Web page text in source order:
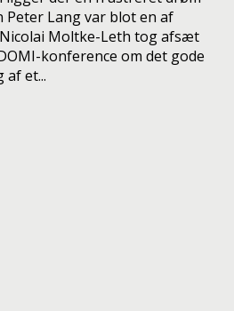
Peter Lang var blot en af
Moltke-Leth tog afsæt
konference om det gode
af et...